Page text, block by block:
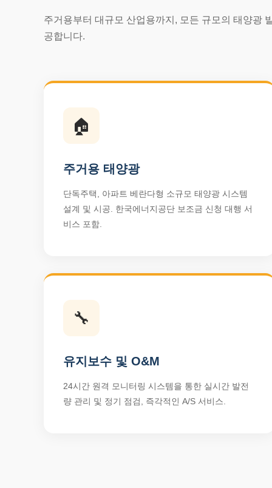
주거용부터 대규모 산업용까지, 모든 규모의 태양광
공합니다.
🏠
주거용 태양광
단독주택, 아파트 베란다형 소규모 태양광 시스템
설계 및 시공. 한국에너지공단 보조금 신청 대행 서
비스 포함.
🔧
유지보수 및 O&M
24시간 원격 모니터링 시스템을 통한 실시간 발전
량 관리 및 정기 점검, 즉각적인 A/S 서비스.